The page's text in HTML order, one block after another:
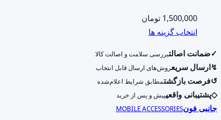
1,500,000 تومان
انتخاب گزینه ها
دارای
انواع
مختلفی
می
باشد.
✓ضمانت اصالتبررسی سلامت و اصالت کالا
↯ارسال سریعروش‌های ارسال قابل انتخاب
↺فرصت بازگشتمطابق شرایط اعلام‌شده
◇پشتیبانی واقعیپیش و پس از خرید
جانبی فونMOBILE ACCESSORIES